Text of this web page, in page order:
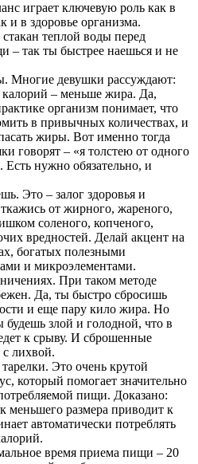
играет ключевую роль как в
и в здоровье организма.
теплой воды перед
так ты быстрее наешься и не
Многие девушки рассуждают:
– меньше жира. Да,
организм понимает, что
в привычных количествах, и
жиры. Вот именно тогда
говорят – «я толстею от одного
Есть нужно обязательно, и
Это – залог здоровья и
от жирного, жареного,
соленого, копченого,
вредностей. Делай акцент на
богатых полезными
и микроэлементами.
При таком методе
Да, ты быстро сбросишь
и еще пару кило жира. Но
будешь злой и голодной, что в
к срыву. И сброшенные
лихвой.
Это очень крутой
который помогает значительно
пищи. Доказано:
меньшего размера приводит к
автоматически потреблять
время приема пищи – 20